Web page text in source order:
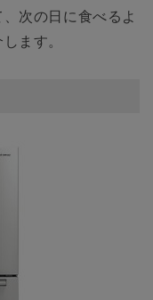
次の日に食べるよ
ます。